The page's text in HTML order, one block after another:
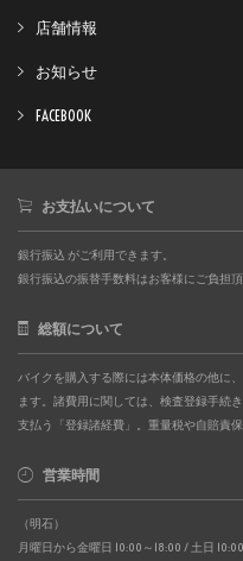
店舗情報
お知らせ
FACEBOOK
お支払いについて
銀行振込 がご利用できます。
銀行振込の振替手数料はお客様にご負担
総額について
バイクを購入する際には本体価格の他に
ます。諸費用に関しては、検査登録手続
支払う「登録諸経費」。重量税や自賠責
営業時間
（明石）
月曜日から金曜日 10:00～18:00 / 土日